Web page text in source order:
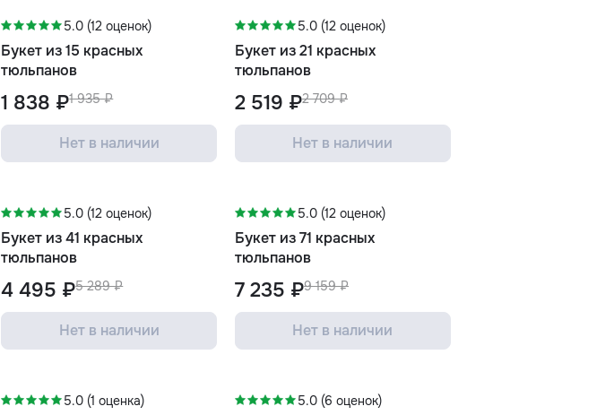
5.0 (12 оценок)
Букет из 15 красных
тюльпанов
1 935 ₽
1 838 ₽
Нет в наличии
5.0 (12 оценок)
Букет из 21 красных
тюльпанов
2 709 ₽
2 519 ₽
Нет в наличии
5.0 (12 оценок)
Букет из 41 красных
тюльпанов
5 289 ₽
4 495 ₽
Нет в наличии
5.0 (12 оценок)
Букет из 71 красных
тюльпанов
9 159 ₽
7 235 ₽
Нет в наличии
5.0 (1 оценка) 5.0 (6 оценок)